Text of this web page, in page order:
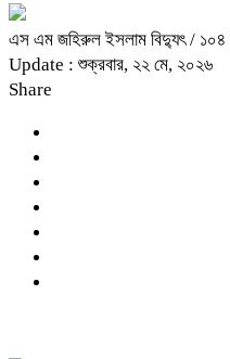
এস এম জহিরুল ইসলাম বিদ্যুৎ/
Update : শুক্রবার, ২২ মে, ২০২৬
Share